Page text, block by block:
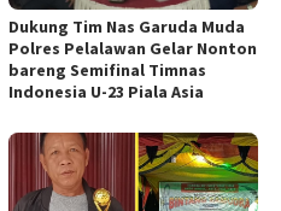
Dukung Tim Nas Garuda Muda
Polres Pelalawan Gelar Nonton
bareng Semifinal Timnas
Indonesia U-23 Piala Asia